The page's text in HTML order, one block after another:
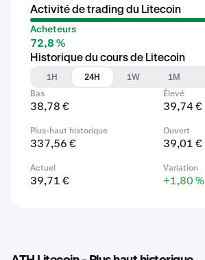
Activité de trading du Litecoin
Acheteurs
72,8 %
Historique du cours de Litecoin
1H
24H 1W 1M
Bas
38,78 €
Élevé
39,74 €
Plus-haut historique
337,56 €
Ouvert
39,01 €
Actuel
39,71 €
Variation
+1,80 %